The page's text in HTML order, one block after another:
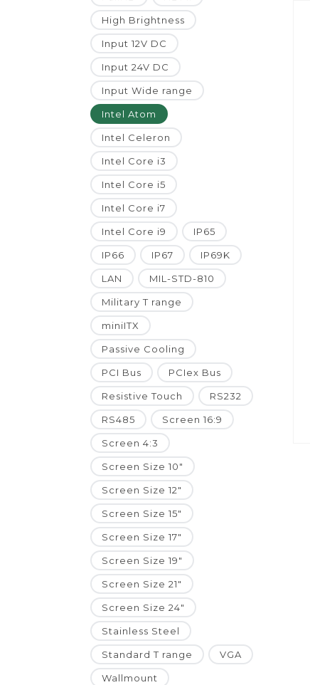
High Brightness
Input 12V DC
Input 24V DC
Input Wide range
Intel Atom
Intel Celeron
Intel Core i3
Intel Core i5
Intel Core i7
Intel Core i9 IP65
IP66 IP67 IP69K
LAN MIL-STD-810
Military T range
miniITX
Passive Cooling
PCI Bus PCIex Bus
Resistive Touch RS232
RS485 Screen 16:9
Screen 4:3
Screen Size 10"
Screen Size 12"
Screen Size 15"
Screen Size 17"
Screen Size 19"
Screen Size 21"
Screen Size 24"
Stainless Steel
Standard T range VGA
Wallmount